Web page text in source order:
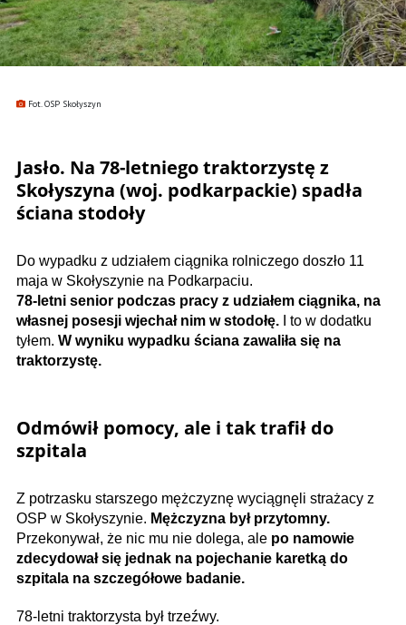
Fot. OSP Skołyszyn
Jasło. Na 78-letniego traktorzystę z
Skołyszyna (woj. podkarpackie) spadła
ściana stodoły
Do wypadku z udziałem ciągnika rolniczego doszło 11
maja w Skołyszynie na Podkarpaciu.
78-letni senior podczas pracy z udziałem ciągnika, na
własnej posesji wjechał nim w stodołę. I to w dodatku
tyłem. W wyniku wypadku ściana zawaliła się na
traktorzystę.
Odmówił pomocy, ale i tak trafił do
szpitala
Z potrzasku starszego mężczyznę wyciągnęli strażacy z
OSP w Skołyszynie. Mężczyzna był przytomny.
Przekonywał, że nic mu nie dolega, ale po namowie
zdecydował się jednak na pojechanie karetką do
szpitala na szczegółowe badanie.
78-letni traktorzysta był trzeźwy.